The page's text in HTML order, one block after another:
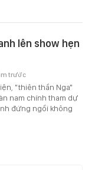
lên show hẹn
"thiên thần Nga"
nam chính tham dự
đứng ngồi không
trước